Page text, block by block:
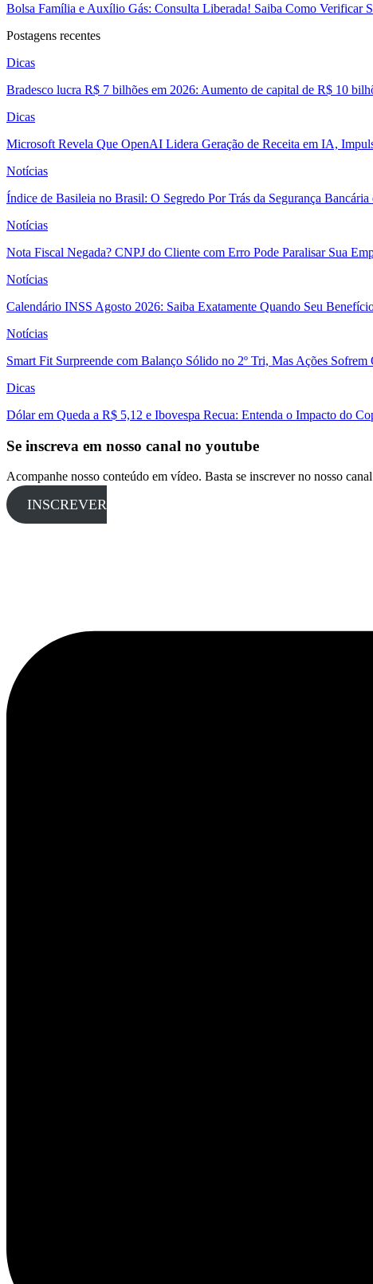
Bolsa Família e Auxílio Gás: Consulta Liberada! Saiba Como Verificar
Postagens recentes
Dicas
Bradesco lucra R$ 7 bilhões em 2026: Aumento de capital de R$ 10
Dicas
Microsoft Revela Que OpenAI Lidera Geração de Receita em IA,
Notícias
Índice de Basileia no Brasil: O Segredo Por Trás da Segurança
Notícias
Nota Fiscal Negada? CNPJ do Cliente com Erro Pode Paralisar Sua
Notícias
Calendário INSS Agosto 2026: Saiba Exatamente Quando Seu
Notícias
Smart Fit Surpreende com Balanço Sólido no 2º Tri, Mas Ações
Dicas
Dólar em Queda a R$ 5,12 e Ibovespa Recua: Entenda o Impacto do
Se inscreva em nosso canal no youtube
Acompanhe nosso conteúdo em vídeo. Basta se inscrever no nosso canal
INSCREVER